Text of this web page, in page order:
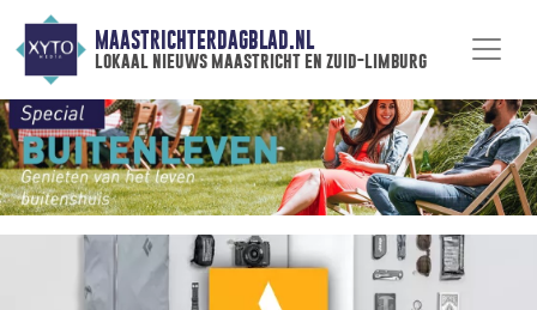
MAASTRICHTERDAGBLAD.NL
lokaal nieuws maastricht en zuid-limburg